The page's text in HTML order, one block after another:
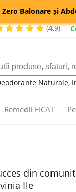
Balonare și
(4,9)
Naturale,
Remedii FICAT
din
Ile